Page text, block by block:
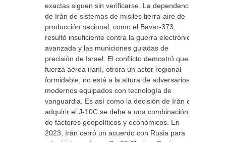
exactas siguen sin verificarse. La dependencia
de Irán de sistemas de misiles tierra-aire de
producción nacional, como el Bavar-373,
resultó insuficiente contra la guerra electrónica
avanzada y las municiones guiadas de
precisión de Israel. El conflicto demostró que la
fuerza aérea iraní, otrora un actor regional
formidable, no está a la altura de adversarios
modernos equipados con tecnología de
vanguardia. Es así como la decisión de Irán de
adquirir el J-10C se debe a una combinación
de factores geopolíticos y económicos. En
2023, Irán cerró un acuerdo con Rusia para